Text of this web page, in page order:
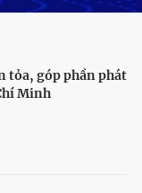
tỏa, góp phần phát
Minh